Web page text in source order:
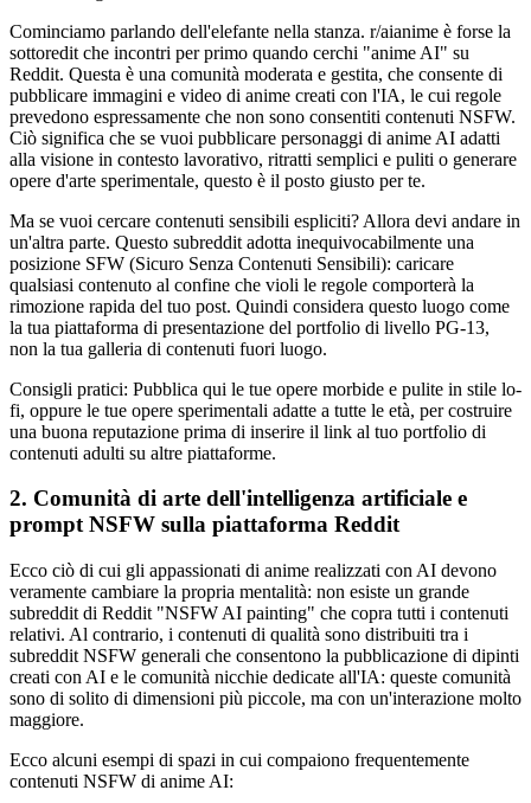
Cominciamo parlando dell'elefante nella stanza. r/aianime è forse la
sottoredit che incontri per primo quando cerchi "anime AI" su
Reddit. Questa è una comunità moderata e gestita, che consente di
pubblicare immagini e video di anime creati con l'IA, le cui regole
prevedono espressamente che non sono consentiti contenuti NSFW.
Ciò significa che se vuoi pubblicare personaggi di anime AI adatti
alla visione in contesto lavorativo, ritratti semplici e puliti o generare
opere d'arte sperimentale, questo è il posto giusto per te.
Ma se vuoi cercare contenuti sensibili espliciti? Allora devi andare in
un'altra parte. Questo subreddit adotta inequivocabilmente una
posizione SFW (Sicuro Senza Contenuti Sensibili): caricare
qualsiasi contenuto al confine che violi le regole comporterà la
rimozione rapida del tuo post. Quindi considera questo luogo come
la tua piattaforma di presentazione del portfolio di livello PG-13,
non la tua galleria di contenuti fuori luogo.
Consigli pratici: Pubblica qui le tue opere morbide e pulite in stile lo-
fi, oppure le tue opere sperimentali adatte a tutte le età, per costruire
una buona reputazione prima di inserire il link al tuo portfolio di
contenuti adulti su altre piattaforme.
2. Comunità di arte dell'intelligenza artificiale e
prompt NSFW sulla piattaforma Reddit
Ecco ciò di cui gli appassionati di anime realizzati con AI devono
veramente cambiare la propria mentalità: non esiste un grande
subreddit di Reddit "NSFW AI painting" che copra tutti i contenuti
relativi. Al contrario, i contenuti di qualità sono distribuiti tra i
subreddit NSFW generali che consentono la pubblicazione di dipinti
creati con AI e le comunità nicchie dedicate all'IA: queste comunità
sono di solito di dimensioni più piccole, ma con un'interazione molto
maggiore.
Ecco alcuni esempi di spazi in cui compaiono frequentemente
contenuti NSFW di anime AI: